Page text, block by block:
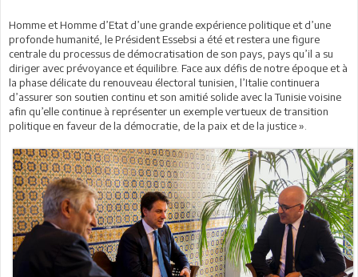
Homme et Homme d’Etat d’une grande expérience politique et d’une
profonde humanité, le Président Essebsi a été et restera une figure
centrale du processus de démocratisation de son pays, pays qu’il a su
diriger avec prévoyance et équilibre. Face aux défis de notre époque et à
la phase délicate du renouveau électoral tunisien, l’Italie continuera
d’assurer son soutien continu et son amitié solide avec la Tunisie voisine
afin qu’elle continue à représenter un exemple vertueux de transition
politique en faveur de la démocratie, de la paix et de la justice ».